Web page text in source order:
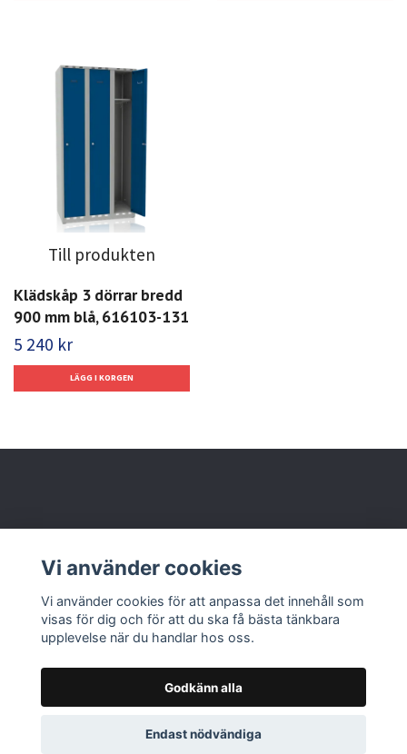
Till produkten
Klädskåp 3 dörrar bredd
900 mm blå, 616103-131
5 240 kr
Läs mer
© 2026 Nolbox AB
Vi använder cookies
Vi använder cookies för att anpassa det innehåll som
visas för dig och för att du ska få bästa tänkbara
upplevelse när du handlar hos oss.
Godkänn alla
Endast nödvändiga